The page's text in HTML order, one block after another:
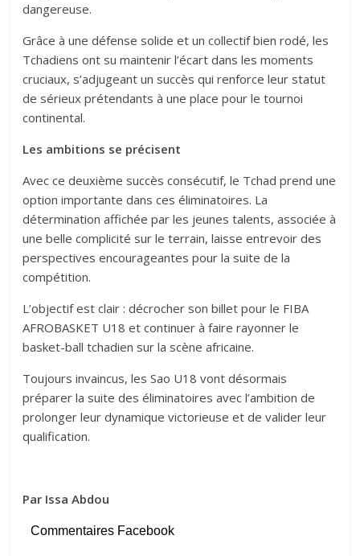
dangereuse.
Grâce à une défense solide et un collectif bien rodé, les
Tchadiens ont su maintenir l’écart dans les moments
cruciaux, s’adjugeant un succès qui renforce leur statut
de sérieux prétendants à une place pour le tournoi
continental.
Les ambitions se précisent
Avec ce deuxième succès consécutif, le Tchad prend une
option importante dans ces éliminatoires. La
détermination affichée par les jeunes talents, associée à
une belle complicité sur le terrain, laisse entrevoir des
perspectives encourageantes pour la suite de la
compétition.
L’objectif est clair : décrocher son billet pour le FIBA
AFROBASKET U18 et continuer à faire rayonner le
basket-ball tchadien sur la scène africaine.
Toujours invaincus, les Sao U18 vont désormais
préparer la suite des éliminatoires avec l’ambition de
prolonger leur dynamique victorieuse et de valider leur
qualification.
Par Issa Abdou
Commentaires Facebook